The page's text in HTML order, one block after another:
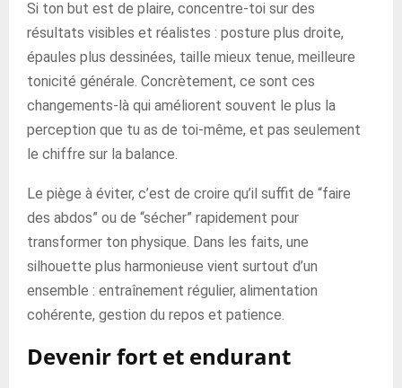
Si ton but est de plaire, concentre-toi sur des
résultats visibles et réalistes : posture plus droite,
épaules plus dessinées, taille mieux tenue, meilleure
tonicité générale. Concrètement, ce sont ces
changements-là qui améliorent souvent le plus la
perception que tu as de toi-même, et pas seulement
le chiffre sur la balance.
Le piège à éviter, c’est de croire qu’il suffit de “faire
des abdos” ou de “sécher” rapidement pour
transformer ton physique. Dans les faits, une
silhouette plus harmonieuse vient surtout d’un
ensemble : entraînement régulier, alimentation
cohérente, gestion du repos et patience.
Devenir fort et endurant